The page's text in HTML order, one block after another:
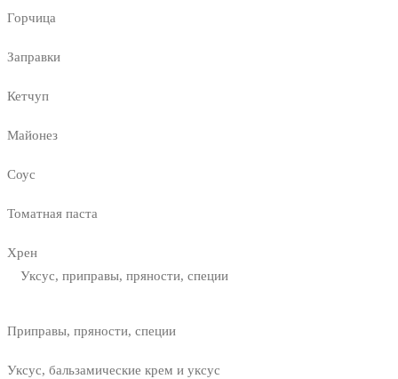
Горчица
Заправки
Кетчуп
Майонез
Соус
Томатная паста
Хрен
Уксус, приправы, пряности, специи
Приправы, пряности, специи
Уксус, бальзамические крем и уксус